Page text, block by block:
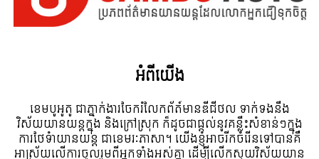
អំពី​យើង
ខេមបូអូតូ ជាភ្នាក់ងារចែករំលែកព័ត៍មានឌីជីថល ទាក់ទងនឹង
វិស័យយានយន្តក្នុង និងក្រៅស្រុក ក៏ដូចជាផ្តល់នូវគន្លឹះសំខាន់ៗក្នុង
ការថែទំាយានយន្ត ជាខេមរៈភាសា។ យើងខ្ញុំអាចរីកចំរើនទៅបានគឺ
អាស្រ័យលើការចូលរួមពីអ្នកទាំងអស់គ្នា ដើម្បីលើកស្ទួយវិស័យយាន